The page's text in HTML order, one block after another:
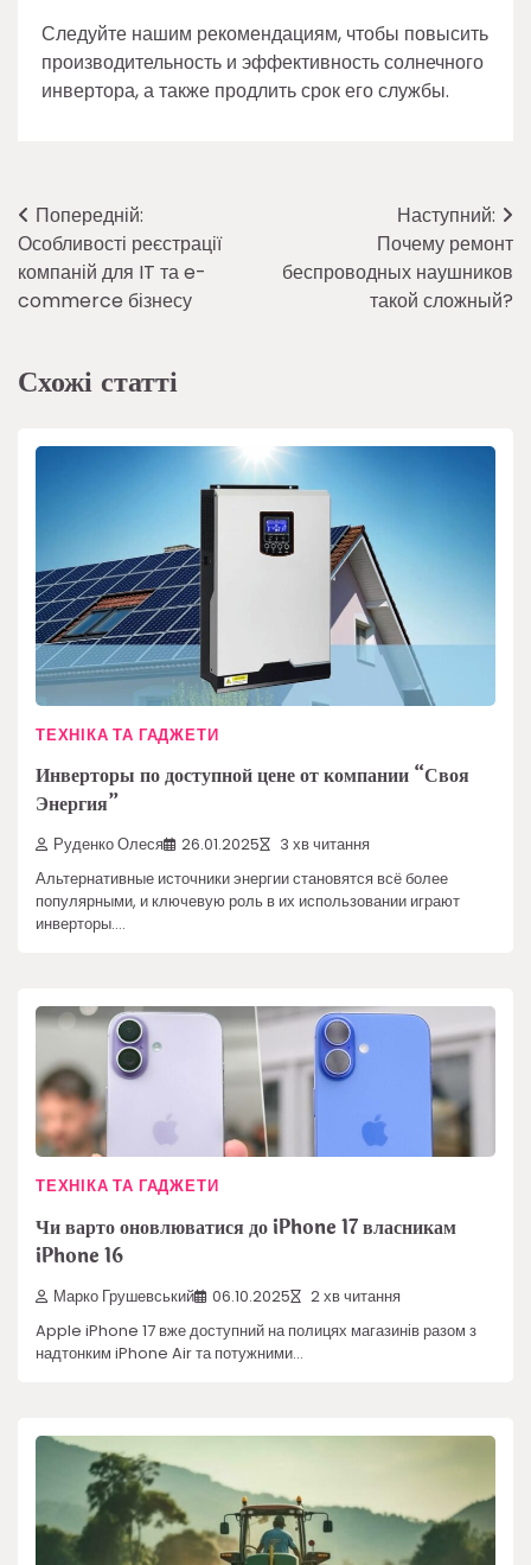
Следуйте нашим рекомендациям, чтобы повысить
производительность и эффективность солнечного
инвертора, а также продлить срок его службы.
Навігація
записів
Попередній:
Особливості реєстрації
компаній для IT та e-
commerce бізнесу
Наступний:
Почему ремонт
беспроводных наушников
такой сложный?
Схожі статті
ТЕХНІКА ТА ГАДЖЕТИ
Инверторы по доступной цене от компании “Своя
Энергия”
Руденко Олеся 26.01.2025 3 хв читання
Альтернативные источники энергии становятся всё более
популярными, и ключевую роль в их использовании играют
инверторы.…
ТЕХНІКА ТА ГАДЖЕТИ
Чи варто оновлюватися до iPhone 17 власникам
iPhone 16
Марко Грушевський 06.10.2025 2 хв читання
Apple iPhone 17 вже доступний на полицях магазинів разом з
надтонким iPhone Air та потужними…